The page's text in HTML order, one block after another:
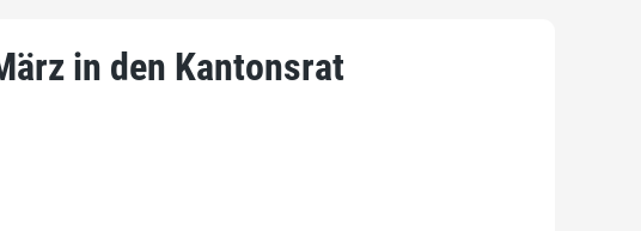
in den Kantonsrat